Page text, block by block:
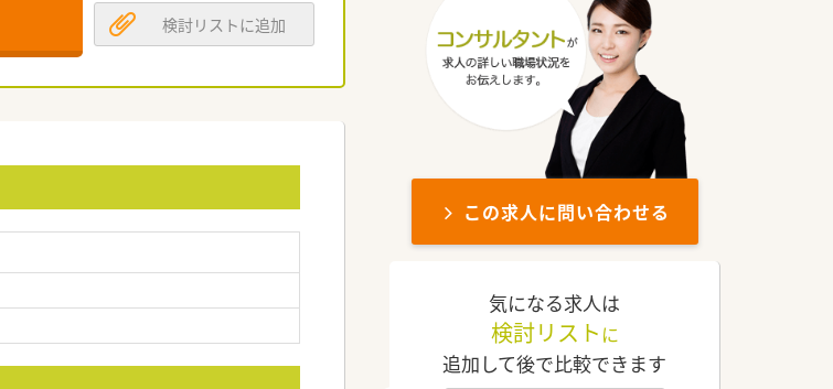
検討リストに追加
この求人に問い合わせる
気になる求人は
検討リスト に
追加して後で比較できます